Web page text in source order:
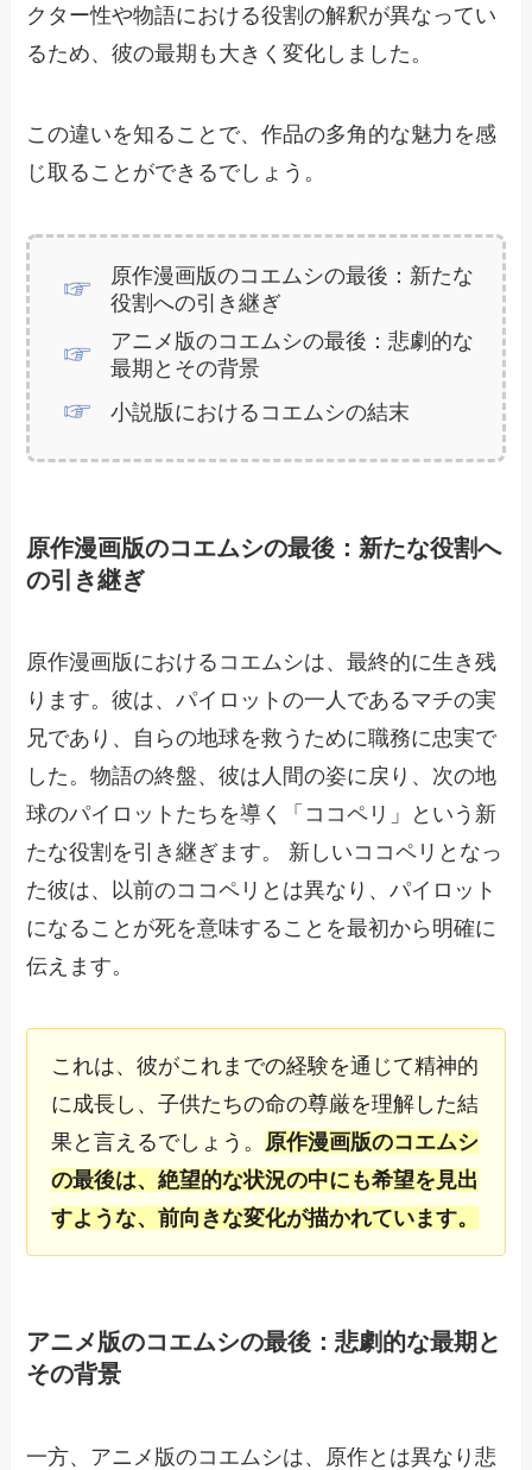
クター性や物語における役割の解釈が異なってい
るため、彼の最期も大きく変化しました。
この違いを知ることで、作品の多角的な魅力を感
じ取ることができるでしょう。
原作漫画版のコエムシの最後：新たな
役割への引き継ぎ
アニメ版のコエムシの最後：悲劇的な
最期とその背景
小説版におけるコエムシの結末
原作漫画版のコエムシの最後：新たな役割へ
の引き継ぎ
原作漫画版におけるコエムシは、最終的に生き残
ります。彼は、パイロットの一人であるマチの実
兄であり、自らの地球を救うために職務に忠実で
した。物語の終盤、彼は人間の姿に戻り、次の地
球のパイロットたちを導く「ココペリ」という新
たな役割を引き継ぎます。 新しいココペリとなっ
た彼は、以前のココペリとは異なり、パイロット
になることが死を意味することを最初から明確に
伝えます。
これは、彼がこれまでの経験を通じて精神的
に成長し、子供たちの命の尊厳を理解した結
果と言えるでしょう。 原作漫画版のコエムシ
の最後は、絶望的な状況の中にも希望を見出
すような、前向きな変化が描かれています。
アニメ版のコエムシの最後：悲劇的な最期と
その背景
一方、アニメ版のコエムシは、原作とは異なり悲